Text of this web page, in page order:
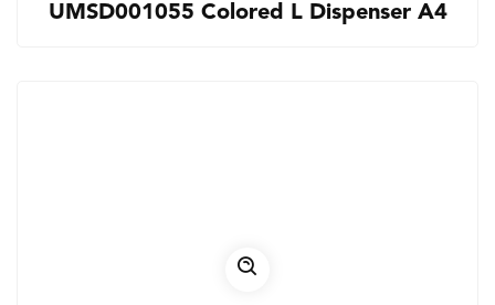
UMSD001055 Colored L Dispenser A4